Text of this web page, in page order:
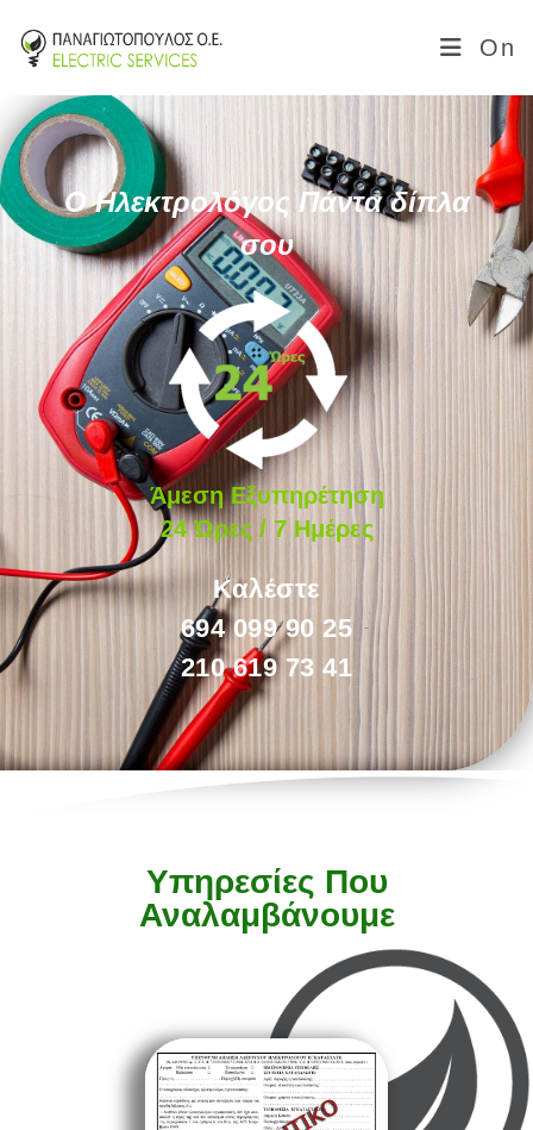
On
Ο Ηλεκτρολόγος Πάντα δίπλα
σου
Άμεση Εξυπηρέτηση
24 Ώρες / 7 Ημέρες
Καλέστε
694 099 90 25
210 619 73 41
Υπηρεσίες Που
Αναλαμβάνουμε